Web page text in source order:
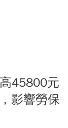
45800元
影響勞保